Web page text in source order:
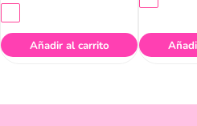
Añadir al carrito